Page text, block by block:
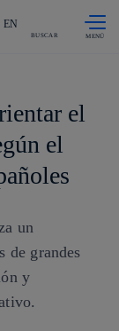
accionistas e
EN
BUSCAR
el
el
un
de grandes
y